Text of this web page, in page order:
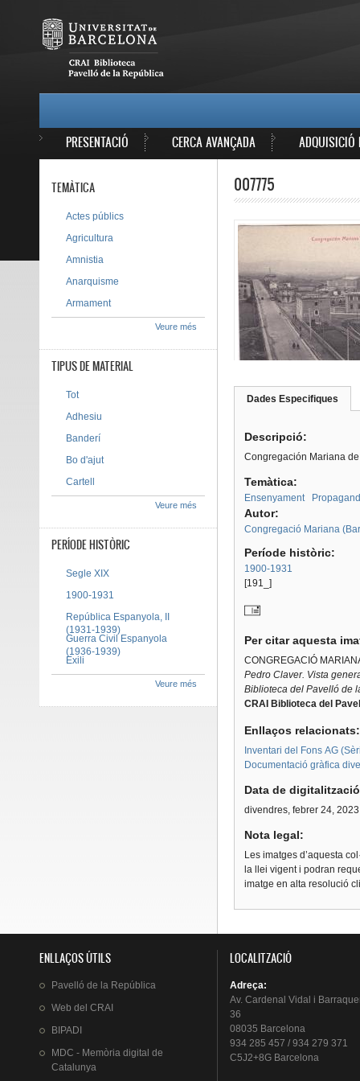
PRESENTACIÓ CERCA AVANÇADA ADQUISICIÓ
007775
Dades Especifiques
Descripció:
Congregación Mariana
Temàtica:
Ensenyament
Autor:
Congregació Mariana
Període històric:
1900-1931
[191_]
Per citar aquesta
CONGREGACIÓ
Pedro Claver. Vista
Biblioteca del Pavelló de
CRAI Biblioteca del
Enllaços
Inventari del Fons AG
Documentació gràfica
Data de
divendres, febrer 24, 2023
Nota legal:
Les imatges d’aquesta
la llei vigent i podran
imatge en alta resolució
TEMÀTICA
Actes públics
Agricultura
Amnistia
Anarquisme
Armament
Veure més
TIPUS DE MATERIAL
Tot
Adhesiu
Banderí
Bo d'ajut
Cartell
Veure més
PERÍODE HISTÒRIC
Segle XIX
1900-1931
República Espanyola, II
(1931-1939)
Guerra Civil Espanyola
(1936-1939)
Exili
Veure més
ENLLAÇOS ÚTILS
Pavelló de la República
Web del CRAI
BIPADI
MDC - Memòria digital de
Catalunya
LOCALITZACIÓ
Adreça:
Av. Cardenal Vidal i
36
08035 Barcelona
934 285 457 / 934 279 371
C5J2+8G Barcelona